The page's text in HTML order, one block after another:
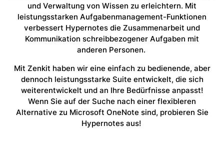
und Verwaltung von Wissen zu erleichtern. Mit
leistungsstarken Aufgabenmanagement-Funktionen
verbessert Hypernotes die Zusammenarbeit und
Kommunikation schreibbezogener Aufgaben mit
anderen Personen.
Mit Zenkit haben wir eine einfach zu bedienende, aber
dennoch leistungsstarke Suite entwickelt, die sich
weiterentwickelt und an Ihre Bedürfnisse anpasst!
Wenn Sie auf der Suche nach einer flexibleren
Alternative zu Microsoft OneNote sind, probieren Sie
Hypernotes aus!